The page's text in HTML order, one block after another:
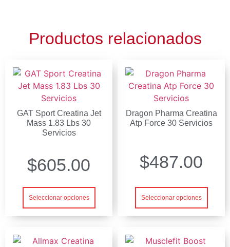
Productos relacionados
GAT Sport Creatina Jet
Mass 1.83 Lbs 30
Servicios
$605.00
Seleccionar opciones
Dragon Pharma Creatina
Atp Force 30 Servicios
$487.00
Seleccionar opciones